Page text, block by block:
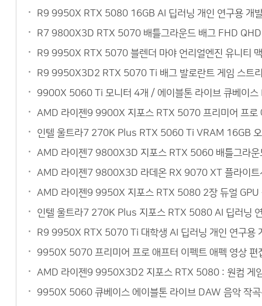
R9 9950X RTX 5080 16GB AI 딥러닝 개인 연구용 개
R7 9800X3D RTX 5070 배틀그라운드 배그 FHD QHD
R9 9950X RTX 5070 블렌더 마야 언리얼엔진 유니티
R9 9950X3D2 RTX 5070 Ti 배그 발로란트 게임 스트
9900X 5060 Ti 모니터 4개 / 에이블톤 라이브 큐베이스
AMD 라이젠9 9900X 지포스 RTX 5070 프리미어 프로
인텔 울트라7 270K Plus RTX 5060 Ti VRAM 16GB 오
AMD 라이젠7 9800X3D 지포스 RTX 5060 배틀그라운
AMD 라이젠7 9800X3D 라데온 RX 9070 XT 플라이트
AMD 라이젠9 9950X 지포스 RTX 5080 2장 듀얼 GPU
인텔 울트라7 270K Plus 지포스 RTX 5080 AI 딥러닝
R9 9950X RTX 5070 Ti 대학생 AI 딥러닝 개인 연구용
9950X 5070 프리미어 프로 애프터 이펙트 애펙 영상 편
AMD 라이젠9 9950X3D2 지포스 RTX 5080 : 원컴 게
9950X 5060 큐베이스 에이블톤 라이브 DAW 음악 작